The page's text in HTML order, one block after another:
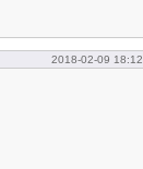
2018-02-09 18:12